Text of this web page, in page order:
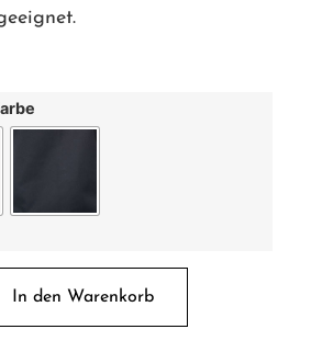
In den Warenkorb